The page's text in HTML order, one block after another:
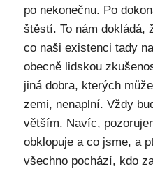
po nekonečnu. Po
štěstí. To nám dokládá,
co naši existenci tady
obecně lidskou
jiná dobra, kterých
zemi, nenaplní. Vždy
větším. Navíc,
obklopuje a co jsme, a
všechno pochází, kdo